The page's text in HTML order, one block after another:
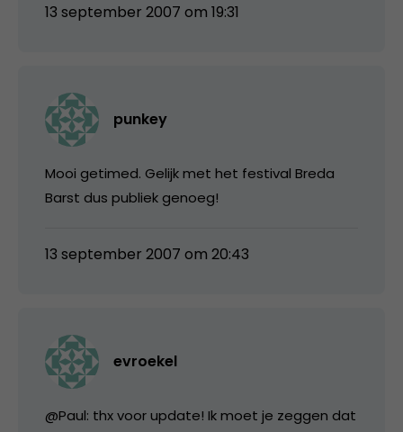
13 september 2007 om 19:31
punkey
Mooi getimed. Gelijk met het festival Breda
Barst dus publiek genoeg!
13 september 2007 om 20:43
evroekel
@Paul: thx voor update! Ik moet je zeggen dat